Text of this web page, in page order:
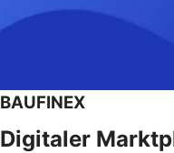
BAUFINEX
Digitaler